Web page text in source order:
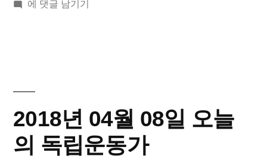
2019
늘
의
독
에 댓글 남기기
2018년 04월 08일 오늘
의 독립운동가